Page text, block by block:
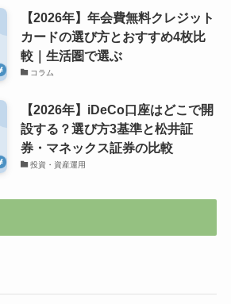
【2026年】年会費無料クレジット
カードの選び方とおすすめ4枚比
較｜生活圏で選ぶ
コラム
【2026年】iDeCo口座はどこで開
設する？選び方3基準と松井証
券・マネックス証券の比較
投資・資産運用